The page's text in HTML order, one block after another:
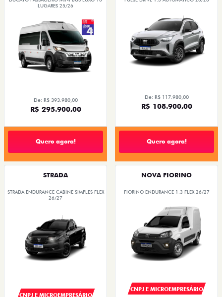
LUGARES 25/26
De: R$ 393.980,00
R$ 295.900,00
Quero agora!
De: R$ 117.980,00
R$ 108.900,00
Quero agora!
STRADA
STRADA ENDURANCE CABINE SIMPLES FLEX
26/27
CNPJ E MICROEMPRESÁRIO
NOVA FIORINO
FIORINO ENDURANCE 1.3 FLEX 26/27
CNPJ E MICROEMPRESÁRIO